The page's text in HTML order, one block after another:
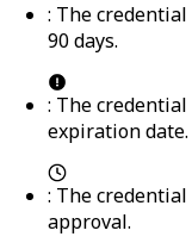
: The
90 days.
: The
expiration date.
: The
approval.